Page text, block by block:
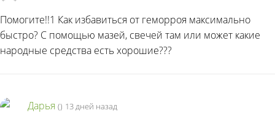
Помогите!!1 Как избавиться от геморроя максимально
быстро? С помощью мазей, свечей там или может какие
народные средства есть хорошие???
Дарья () 13 дней назад